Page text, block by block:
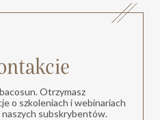
Otrzymasz
o szkoleniach i webinariach
naszych subskrybentów.